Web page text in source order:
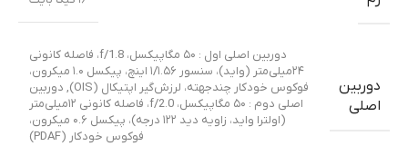
دوربین
اصلی
دوربین اصلی اول : ۵۰ مگاپیکسل، f/1.8، فاصله کانونی
۲۴میلی‌متر (واید)، سنسور ۱/۱.۵۶ اینچ، پیکسل ۱.۰ میکرون،
فوکوس خودکار چندجهته، لرزش‌گیر اپتیکال (OIS)
, دوربین
اصلی دوم : ۵۰ مگاپیکسل، f/2.0، فاصله کانونی ۱۲میلی‌متر
(اولترا واید، زاویه دید ۱۲۲ درجه)، پیکسل ۰.۶ میکرون،
فوکوس خودکار (PDAF)